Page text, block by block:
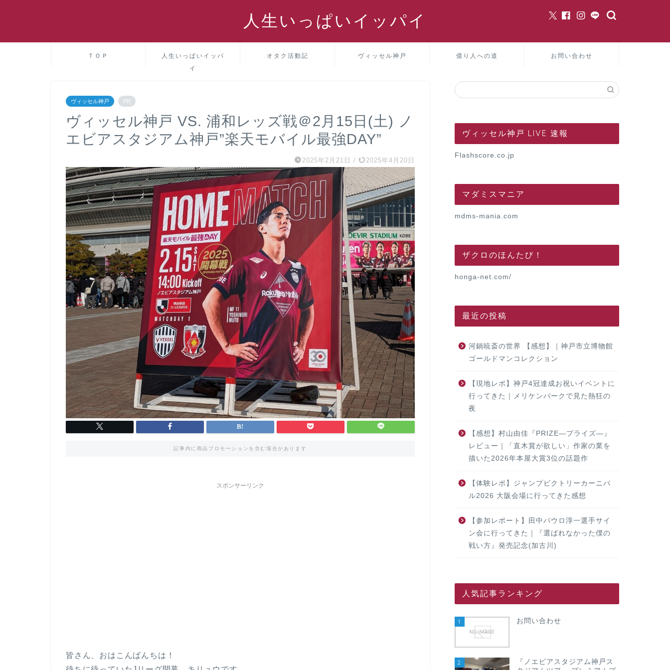
人生いっぱいイッパイ
ＴＯＰ
人生いっぱいイッパ
イ
オタク活動記 ヴィッセル神戸 億り人への道 お問い合わせ
ヴィッセル神戸 PR
ヴィッセル神戸 VS. 浦和レッズ戦＠2月15日(土) ノ
エビアスタジアム神戸”楽天モバイル最強DAY”
2025年2月21日 / 2025年4月20日
記事内に商品プロモーションを含む場合があります
スポンサーリンク
皆さん、おはこんばんちは！
ヴィッセル神戸 LIVE 速報
Flashscore.co.jp
マダミスマニア
mdms-mania.com
ザクロのほんたび！
honga-net.com/
最近の投稿
河鍋暁斎の世界 【感想】｜神戸市立博物館
ゴールドマンコレクション
【現地レポ】神戸4冠達成お祝いイベントに
行ってきた｜メリケンパークで見た熱狂の
夜
【感想】村山由佳『PRIZE―プライズ―』
レビュー｜「直木賞が欲しい」作家の業を
描いた2026年本屋大賞3位の話題作
【体験レポ】ジャンプビクトリーカーニバ
ル2026 大阪会場に行ってきた感想
【参加レポート】田中パウロ淳一選手サイ
ン会に行ってきた｜『選ばれなかった僕の
戦い方』発売記念(加古川)
人気記事ランキング
1 お問い合わせ
2
『ノエビアスタジアム神戸ス